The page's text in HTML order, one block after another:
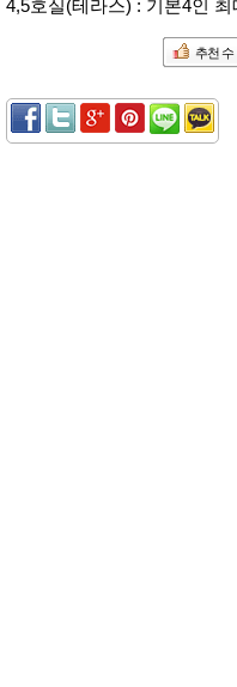
4,5호실(테라스) : 기본4인
추천 수